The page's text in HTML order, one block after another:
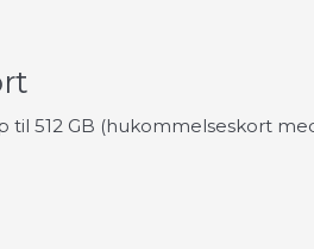
512 GB (hukommelseskort